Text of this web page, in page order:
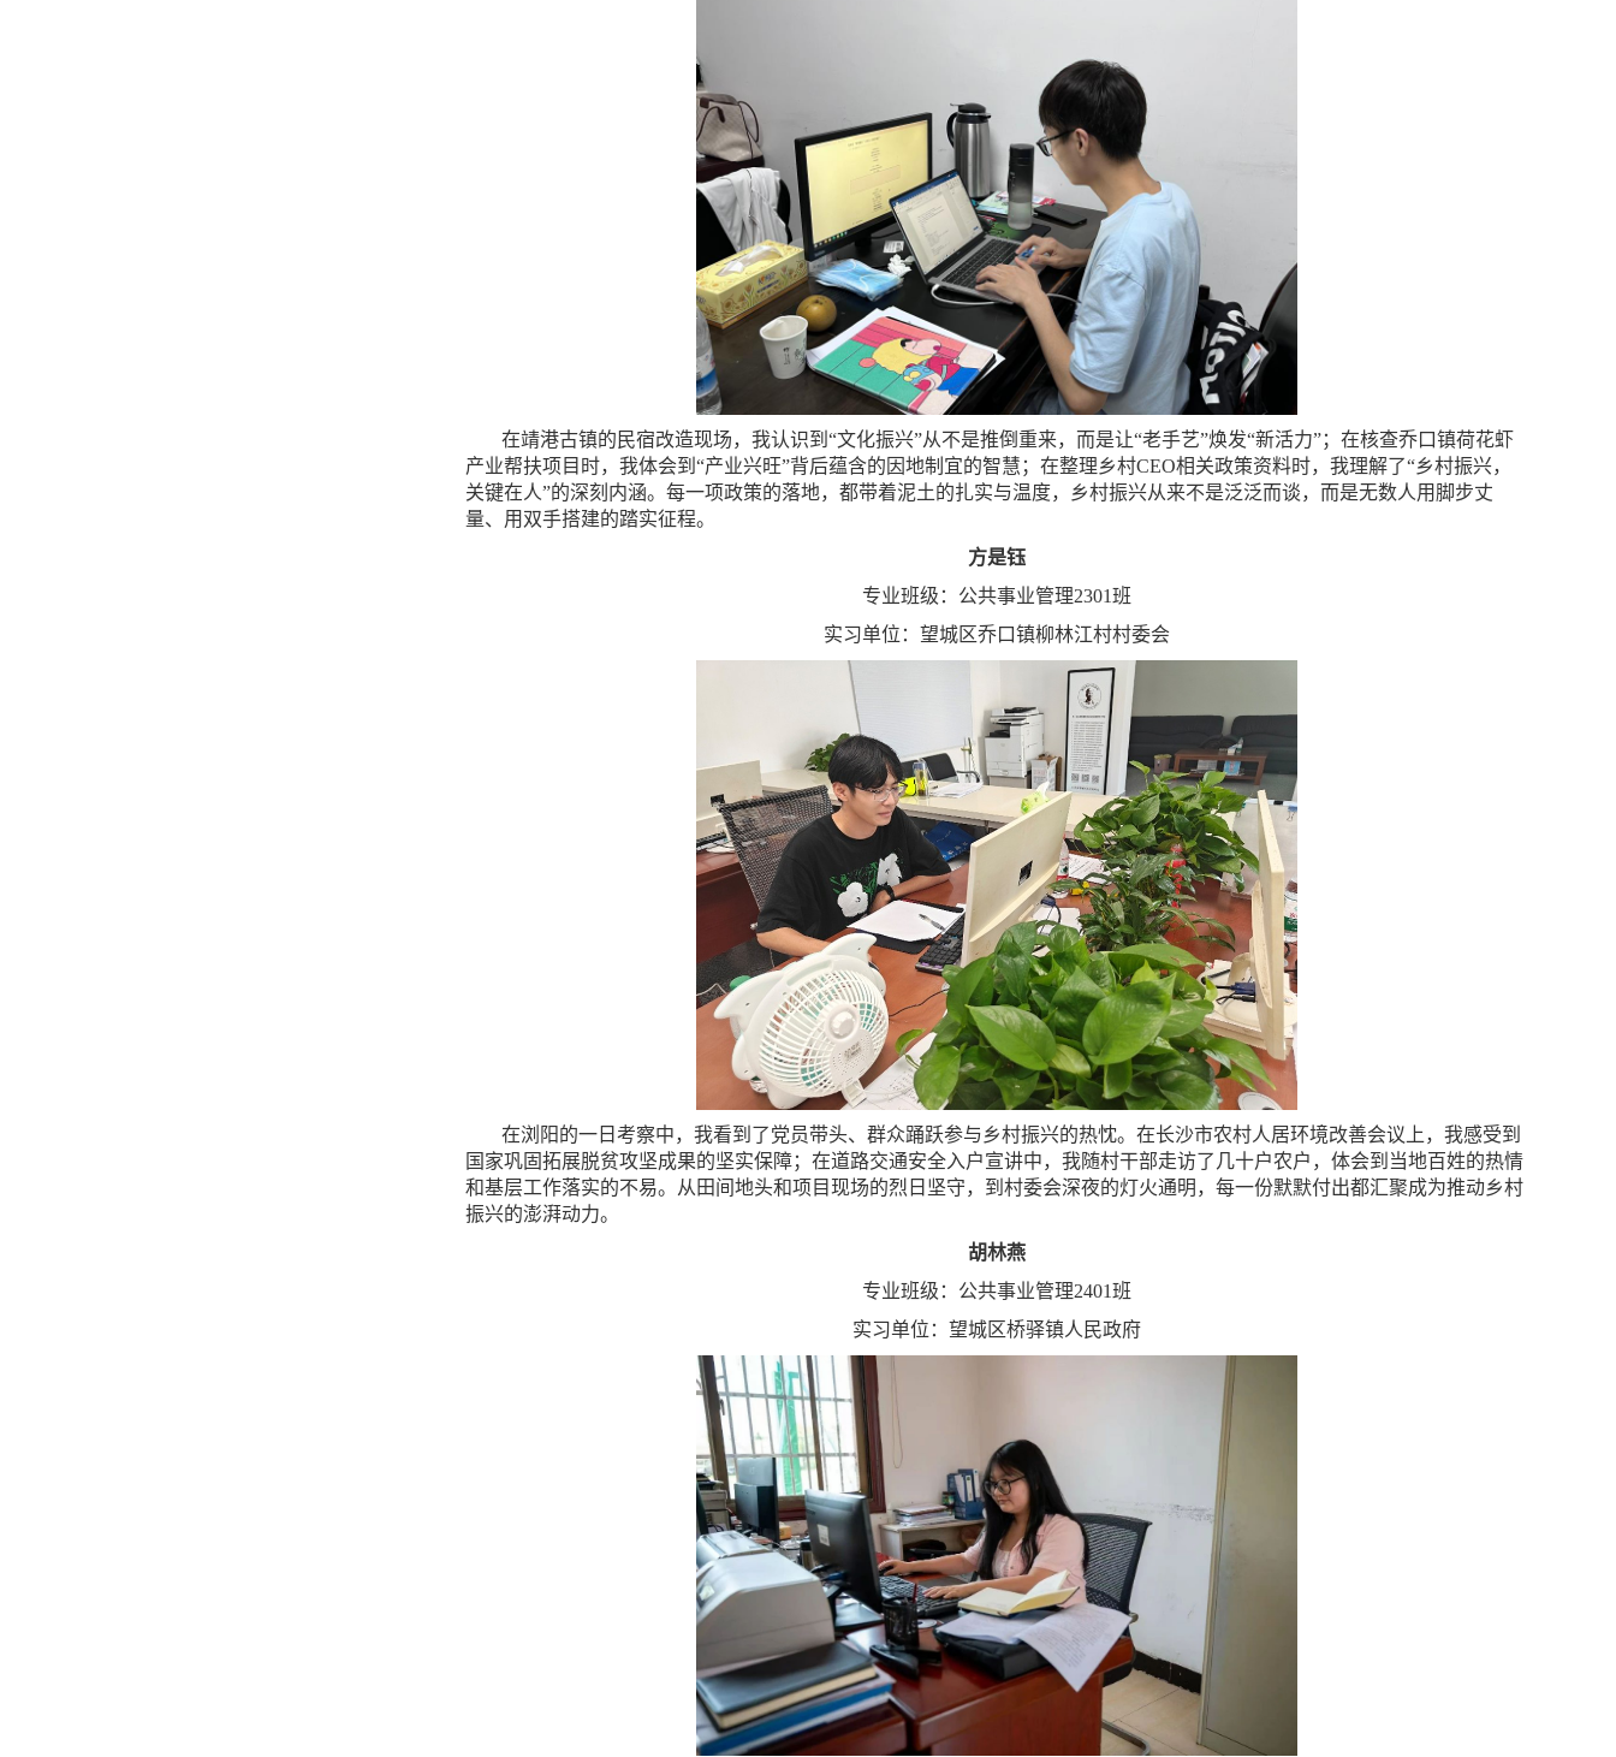
在靖港古镇的民宿改造现场，我认识到“文化振兴”从不是推倒重来，而是让“老手艺”焕发“新活力”；在核查乔口镇荷花虾
产业帮扶项目时，我体会到“产业兴旺”背后蕴含的因地制宜的智慧；在整理乡村CEO相关政策资料时，我理解了“乡村振兴，
关键在人”的深刻内涵。每一项政策的落地，都带着泥土的扎实与温度，乡村振兴从来不是泛泛而谈，而是无数人用脚步丈
量、用双手搭建的踏实征程。
方是钰
专业班级：公共事业管理2301班
实习单位：望城区乔口镇柳林江村村委会
在浏阳的一日考察中，我看到了党员带头、群众踊跃参与乡村振兴的热忱。在长沙市农村人居环境改善会议上，我感受到
国家巩固拓展脱贫攻坚成果的坚实保障；在道路交通安全入户宣讲中，我随村干部走访了几十户农户，体会到当地百姓的热情
和基层工作落实的不易。从田间地头和项目现场的烈日坚守，到村委会深夜的灯火通明，每一份默默付出都汇聚成为推动乡村
振兴的澎湃动力。
胡林燕
专业班级：公共事业管理2401班
实习单位：望城区桥驿镇人民政府